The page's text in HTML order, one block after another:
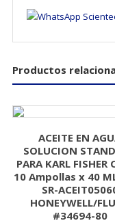
Productos
ACEITE EN
SOLUCION
PARA KARL FISHER
10 Ampollas x 40
SR-
HONEYWELL/
#34694-80